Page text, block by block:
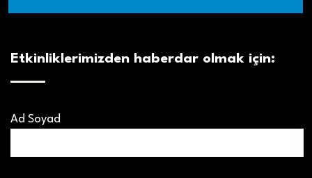
Etkinliklerimizden haberdar olmak için:
Ad Soyad